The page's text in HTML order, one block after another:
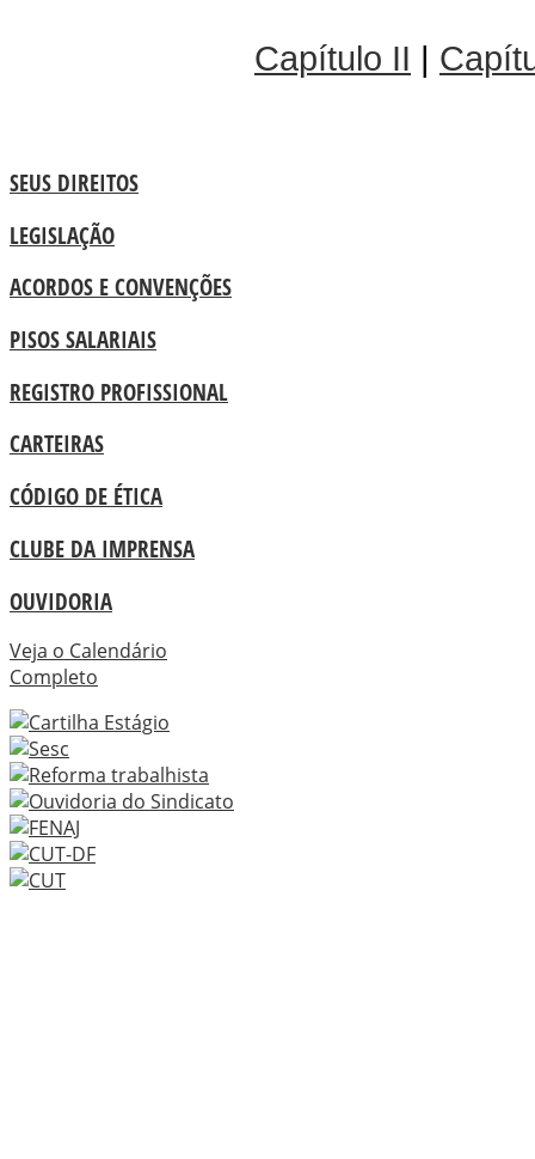
Capítulo II |
SEUS DIREITOS
LEGISLAÇÃO
ACORDOS E CONVENÇÕES
PISOS SALARIAIS
REGISTRO PROFISSIONAL
CARTEIRAS
CÓDIGO DE ÉTICA
CLUBE DA IMPRENSA
OUVIDORIA
Veja o Calendário
Completo